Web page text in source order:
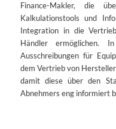
Finance-Makler, die
Kalkulationstools und
Integration in die
Händler ermöglichen.
Ausschreibungen für
dem Vertrieb von
damit diese über den
Abnehmers eng informiert